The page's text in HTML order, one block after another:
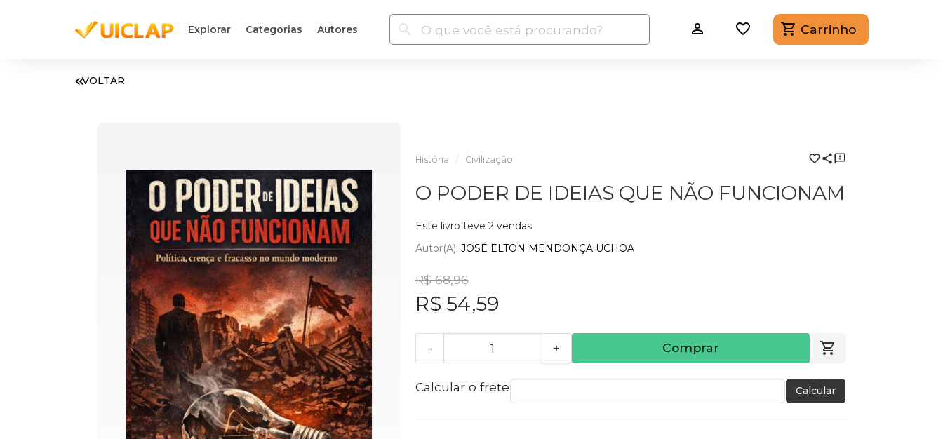
Explorar Categorias Autores Carrinho
VOLTAR
História Civilização
O PODER DE IDEIAS QUE NÃO FUNCIONAM
Este livro teve 2 vendas
Autor(a): JOSÉ ELTON MENDONÇA UCHOA
R$ 68,96
R$ 54,59
- + Comprar
Calcular o frete Calcular